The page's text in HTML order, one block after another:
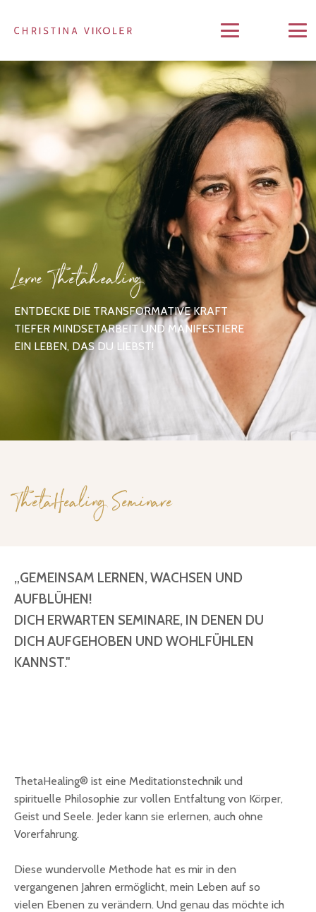
Lerne Thetahealing
ENTDECKE DIE TRANSFORMATIVE KRAFT
TIEFER MINDSETARBEIT UND MANIFESTIERE
EIN LEBEN, DAS DU LIEBST!
ThetaHealing Seminare
„GEMEINSAM LERNEN, WACHSEN UND
AUFBLÜHEN!
DICH ERWARTEN SEMINARE, IN DENEN DU
DICH AUFGEHOBEN UND WOHLFÜHLEN
KANNST."
ThetaHealing® ist eine Meditationstechnik und
spirituelle Philosophie zur vollen Entfaltung von Körper,
Geist und Seele. Jeder kann sie erlernen, auch ohne
Vorerfahrung.
Diese wundervolle Methode hat es mir in den
vergangenen Jahren ermöglicht, mein Leben auf so
vielen Ebenen zu verändern. Und genau das möchte ich